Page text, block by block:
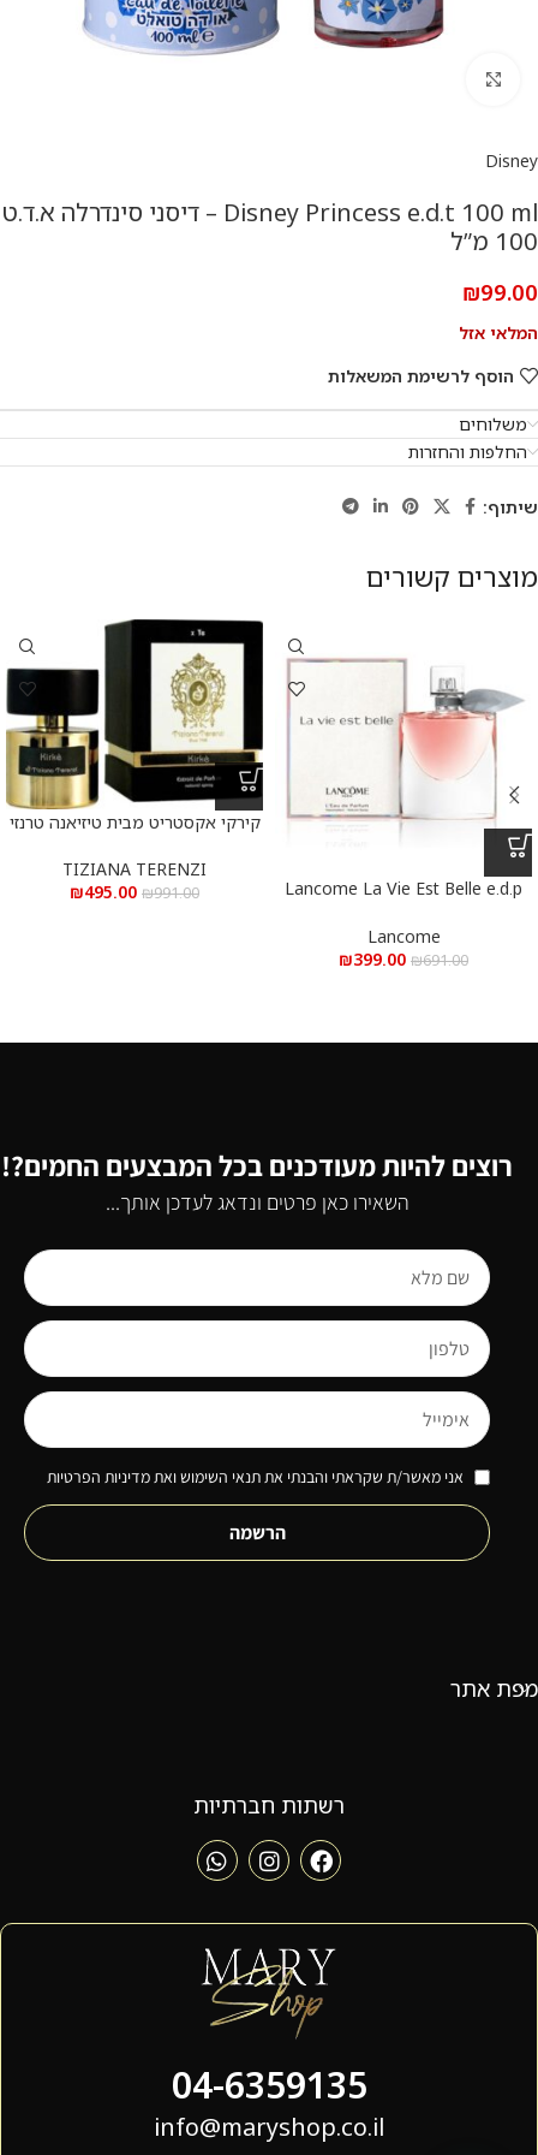
Disney
Disney Princess e.d.t 100 ml – דיסני סינדרלה א.ד.ט
100 מ”ל
₪99.00
המלאי אזל
הוסף לרשימת המשאלות
משלוחים
החלפות והחזרות
שיתוף:
מוצרים קשורים
Lancome La Vie Est Belle e.d.p
100 מ”ל
Lancome
₪691.00
₪399.00
קירקי אקסטריט מבית טיזיאנה טרנזי
Parfum 100 ml
TIZIANA TERENZI
₪991.00
₪495.00
רוצים להיות מעודכנים בכל המבצעים החמים?!
השאירו כאן פרטים ונדאג לעדכן אותך...
אני מאשר/ת שקראתי והבנתי את תנאי השימוש ואת מדיניות הפרטיות
הרשמה
מפת אתר
רשתות חברתיות
04-6359135
info@maryshop.co.il